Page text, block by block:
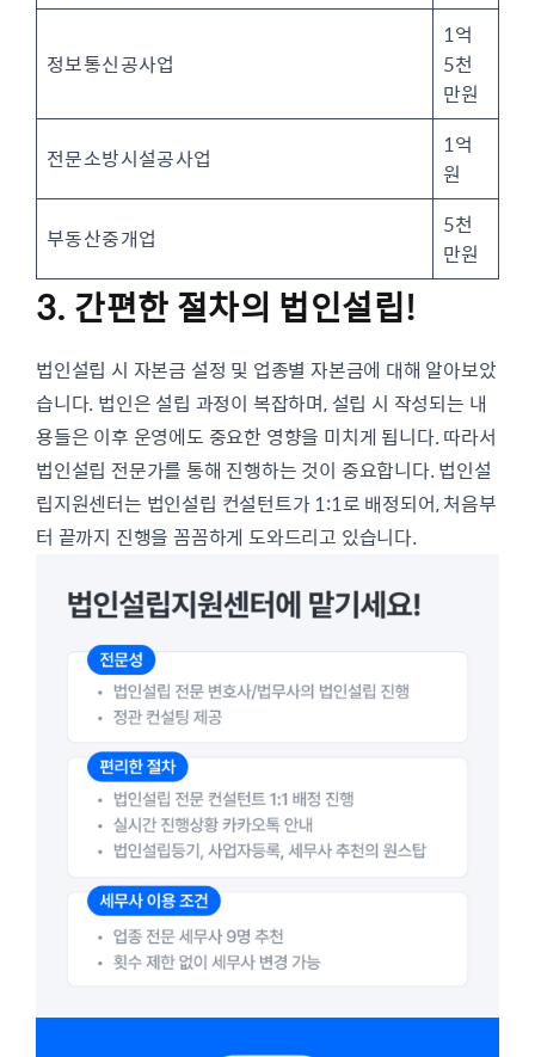
정보통신공사업
1억
5천
만원
전문소방시설공사업
1억
원
부동산중개업
5천
만원
3. 간편한 절차의 법인설립!
법인설립 시 자본금 설정 및 업종별 자본금에 대해 알아보았
습니다. 법인은 설립 과정이 복잡하며, 설립 시 작성되는 내
용들은 이후 운영에도 중요한 영향을 미치게 됩니다. 따라서
법인설립 전문가를 통해 진행하는 것이 중요합니다. 법인설
립지원센터는 법인설립 컨설턴트가 1:1로 배정되어, 처음부
터 끝까지 진행을 꼼꼼하게 도와드리고 있습니다.